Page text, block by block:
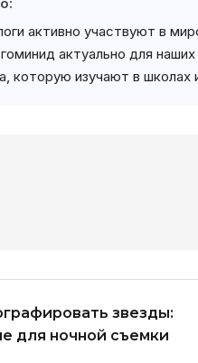
активно участвуют в
актуально для
которую изучают в школах
звезды:
для ночной съемки